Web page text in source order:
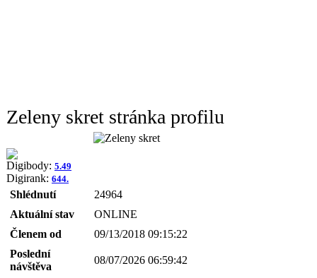
Zeleny skret stránka profilu
Digibody: 5.49
Digirank: 644.
Shlédnutí
24964
Aktuální stav
ONLINE
Členem od
09/13/2018 09:15:22
Poslední
návštěva
08/07/2026 06:59:42